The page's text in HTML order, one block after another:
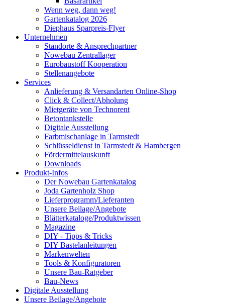
Wenn weg, dann weg!
Gartenkatalog 2026
Diephaus Sparpreis-Flyer
Unternehmen
Standorte & Ansprechpartner
Nowebau Zentrallager
Eurobaustoff Kooperation
Stellenangebote
Services
Anlieferung & Versandarten Online-Shop
Click & Collect/Abholung
Mietgeräte von Technorent
Betontankstelle
Digitale Ausstellung
Farbmischanlage in Tarmstedt
Schlüsseldienst in Tarmstedt & Hambergen
Fördermittelauskunft
Downloads
Produkt-Infos
Der Nowebau Gartenkatalog
Joda Gartenholz Shop
Lieferprogramm/Lieferanten
Unsere Beilage/Angebote
Blätterkataloge/Produktwissen
Magazine
DIY - Tipps & Tricks
DIY Bastelanleitungen
Markenwelten
Tools & Konfiguratoren
Unsere Bau-Ratgeber
Bau-News
Digitale Ausstellung
Unsere Beilage/Angebote